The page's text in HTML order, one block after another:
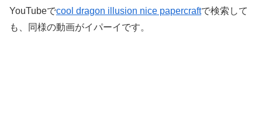
YouTubeでcool dragon illusion nice papercraftで検索して
も、同様の動画がイパーイです。